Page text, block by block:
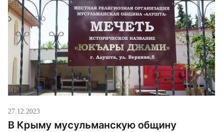
27.12.2023
В Крыму мусульманскую общину